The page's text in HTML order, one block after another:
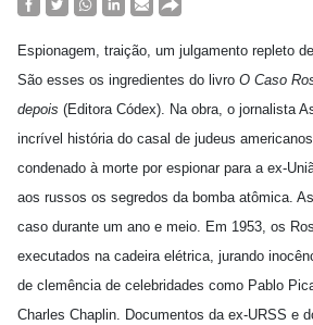
Espionagem, traição, um julgamento repleto
São esses os ingredientes do livro O Caso
depois (Editora Códex). Na obra, o jornalista
incrível história do casal de judeus
condenado à morte por espionar para a ex-
aos russos os segredos da bomba atômica.
caso durante um ano e meio. Em 1953, os
executados na cadeira elétrica, jurando
de clemência de celebridades como Pablo
Charles Chaplin. Documentos da ex-URSS e